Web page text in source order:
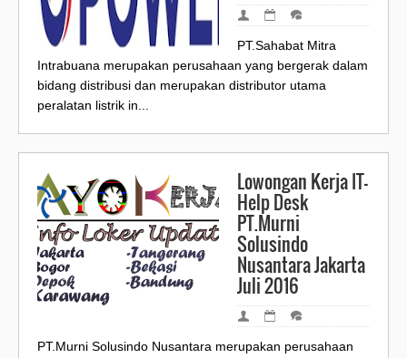
PT.Sahabat Mitra
Intrabuana merupakan perusahaan yang bergerak dalam
bidang distribusi dan merupakan distributor utama
peralatan listrik in...
Lowongan Kerja IT-
Help Desk
PT.Murni
Solusindo
Nusantara Jakarta
Juli 2016
PT.Murni Solusindo Nusantara merupakan perusahaan